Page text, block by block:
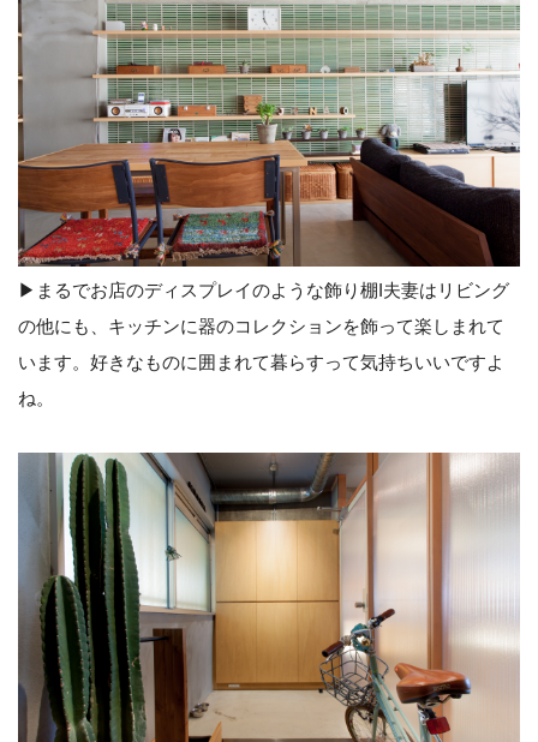
▶︎まるでお店のディスプレイのような飾り棚I夫妻はリビング
の他にも、キッチンに器のコレクションを飾って楽しまれて
います。好きなものに囲まれて暮らすって気持ちいいですよ
ね。